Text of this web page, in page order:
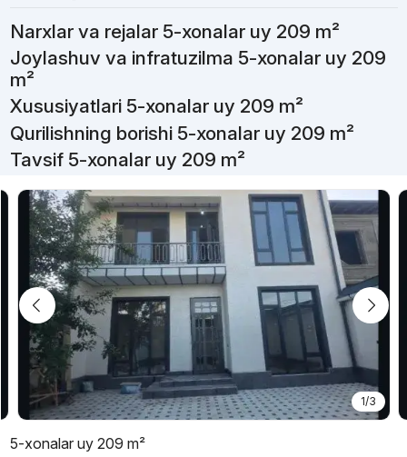
Narxlar va rejalar 5-xonalar uy 209 m²
Joylashuv va infratuzilma 5-xonalar uy 209
m²
Xususiyatlari 5-xonalar uy 209 m²
Qurilishning borishi 5-xonalar uy 209 m²
Tavsif 5-xonalar uy 209 m²
1/3
5-xonalar uy 209 m²